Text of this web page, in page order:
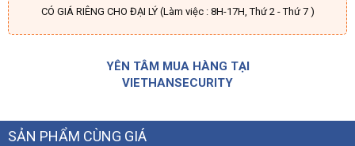
CÓ GIÁ RIÊNG CHO ĐẠI LÝ (Làm việc : 8H-17H, Thứ 2 - Thứ 7 )
YÊN TÂM MUA HÀNG TẠI
VIETHANSECURITY
SẢN PHẨM CÙNG GIÁ